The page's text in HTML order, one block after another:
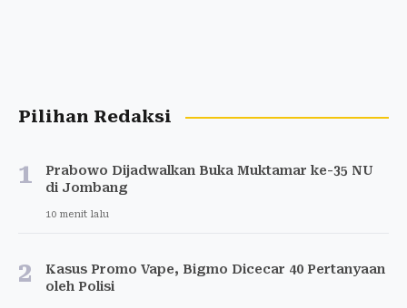
Pilihan Redaksi
1
Prabowo Dijadwalkan Buka Muktamar ke-35 NU
di Jombang
10 menit lalu
2
Kasus Promo Vape, Bigmo Dicecar 40 Pertanyaan
oleh Polisi